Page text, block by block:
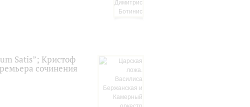
Satis”; Кристоф
сочинения